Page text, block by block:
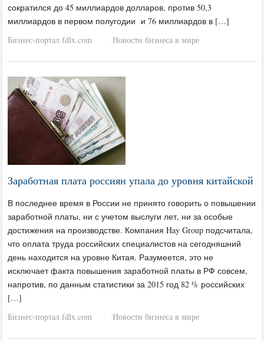
сократился до 45 миллиардов долларов, против 50,3
миллиардов в первом полугодии и 76 миллиардов в […]
Бизнес-портал fdlx.com
· Новости бизнеса в мире
Заработная плата россиян упала до уровня китайской
В последнее время в России не принято говорить о повышении
заработной платы, ни с учетом выслуги лет, ни за особые
достижения на производстве. Компания Hay Group подсчитала,
что оплата труда российских специалистов на сегодняшний
день находится на уровне Китая. Разумеется, это не
исключает факта повышения заработной платы в РФ совсем,
напротив, по данным статистики за 2015 год 82 % российских
[…]
Бизнес-портал fdlx.com
· Новости бизнеса в мире